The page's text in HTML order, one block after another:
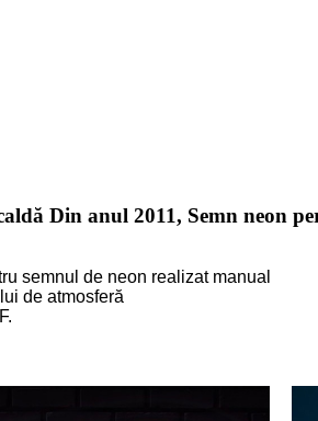
Din anul 2011, Semn neon
semnul de neon realizat manual
de atmosferă